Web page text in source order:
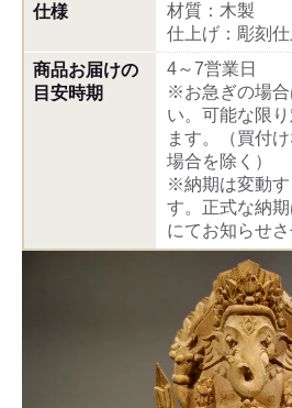
仕様
材質：木製
仕上げ：彫刻
商品お届けの
目安時期
4～7営業日
※お急ぎの場合
い。可能な限
ます。（買付
場合を除く）
※納期は変動す
す。正式な納
にてお知らせさ